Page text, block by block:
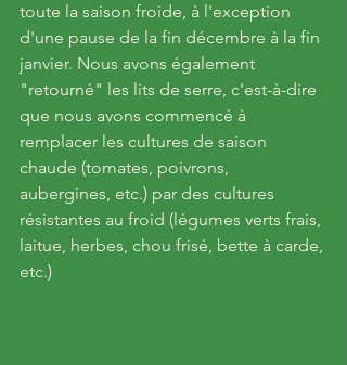
toute la saison froide, à l'exception
d'une pause de la fin décembre à la fin
janvier. Nous avons également
"retourné" les lits de serre, c'est-à-dire
que nous avons commencé à
remplacer les cultures de saison
chaude (tomates, poivrons,
aubergines, etc.) par des cultures
résistantes au froid (légumes verts frais,
laitue, herbes, chou frisé, bette à carde,
etc.)